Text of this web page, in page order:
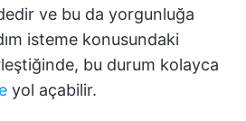
ve bu da yorgunluğa
isteme konusundaki
bu durum kolayca
yol açabilir.